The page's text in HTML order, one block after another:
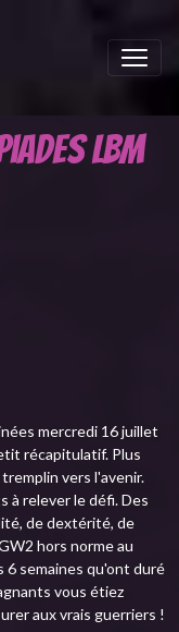
LBM
mercredi 16 juillet
récapitulatif. Plus
vers l'avenir.
à relever le défi. Des
de dextérité, de
hors norme au
6 semaines qu'ont duré
vous étiez
aux vrais guerriers !